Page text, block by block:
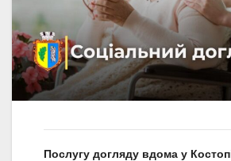
Послугу догляду вдома у